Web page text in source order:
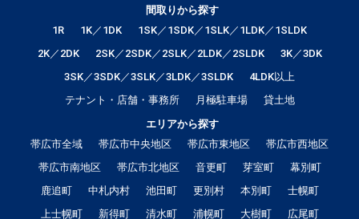
間取りから探す
1R
1K／1DK
1SK／1SDK／1SLK／1LDK／1SLDK
2K／2DK
2SK／2SDK／2SLK／2LDK／2SLDK
3K／3DK
3SK／3SDK／3SLK／3LDK／3SLDK
4LDK以上
テナント・店舗・事務所
月極駐車場
貸土地
エリアから探す
帯広市全域
帯広市中央地区 帯広市東地区
帯広市西地区
帯広市南地区
帯広市北地区 音更町 芽室町
幕別町
鹿追町
中札内村 池田町 更別村 本別町
士幌町
上士幌町
新得町 清水町 浦幌町 大樹町 広尾町